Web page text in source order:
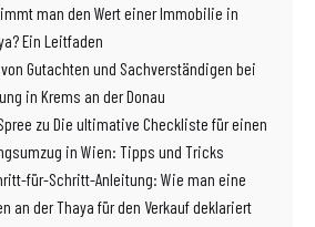
man den Wert einer Immobilie in
Ein Leitfaden
von Gutachten und Sachverständigen bei
in Krems an der Donau
zu Die ultimative Checkliste für einen
in Wien: Tipps und Tricks
für-Schritt-Anleitung: Wie man eine
an der Thaya für den Verkauf deklariert